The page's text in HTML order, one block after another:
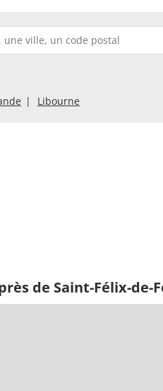
Libourne
de Saint-Félix-de-